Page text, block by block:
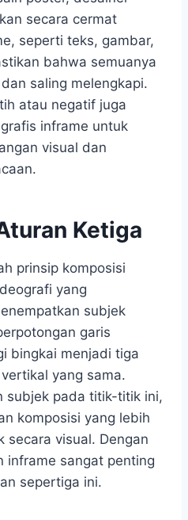
secara cermat
seperti teks, gambar,
bahwa semuanya
saling melengkapi.
atau negatif juga
inframe untuk
visual dan
Ketiga
prinsip komposisi
yang
subjek
garis
bingkai menjadi tiga
yang sama.
subjek pada titik-titik ini,
komposisi yang lebih
secara visual. Dengan
inframe sangat penting
sepertiga ini.